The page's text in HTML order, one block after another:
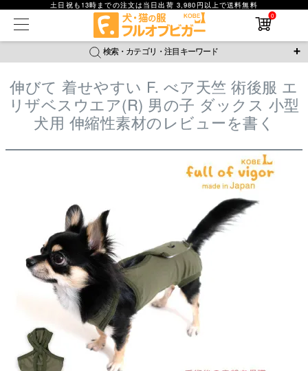
土日祝も13時までの注文は当日出荷 3,980円以上で送料無料
0
検索・カテゴリ・注目キーワード
＼注目ワード／
ジャージ 防蚊 腹巻 撥水レイン ラッシュガード
おそろコーデ 背中開きアイテム
ご利用ガイド
在庫なし商品を表示しない
商品番号
並び順
新着順
価格が高い順
伸びて 着せやすい F. べア天竺 術後服 エ
リザベスウエア(R) 男の子 ダックス 小型
犬用 伸縮性素材のレビューを書く